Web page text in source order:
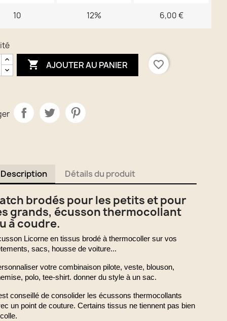
10 12% 6,00 €
 AJOUTER AU PANIER favorite_border
Description Détails du produit
brodés pour les petits et pour
grands, écusson thermocollant
à coudre.
Licorne en tissus brodé à thermocoller sur vos
sacs, housse de voiture...
votre combinaison pilote, veste, blouson,
polo, tee-shirt. donner du style à un sac.
conseillé de consolider les écussons thermocollants
un point de couture. Certains tissus ne tiennent pas bien